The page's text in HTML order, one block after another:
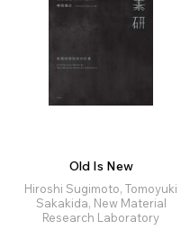
Old Is New
Hiroshi Sugimoto, Tomoyuki
Sakakida, New Material
Research Laboratory